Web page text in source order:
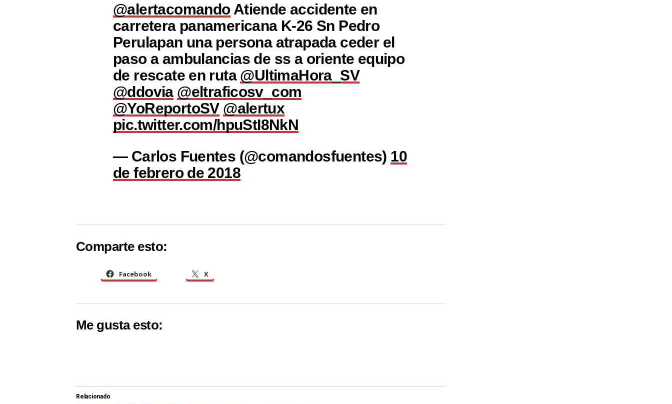
@alertacomandoAtiende accidente en
carretera panamericana K-26 Sn Pedro
Perulapan una persona atrapada ceder el
paso a ambulancias de ss a oriente equipo
de rescate en ruta @UltimaHora_SV
@ddovia @eltraficosv_com
@YoReportoSV @alertux
pic.twitter.com/hpuStI8NkN
— Carlos Fuentes (@comandosfuentes) 10
de febrero de 2018
Comparte esto:
Facebook X
Me gusta esto:
Relacionado